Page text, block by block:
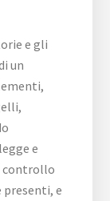
e gli
un
e
controllo
presenti, e